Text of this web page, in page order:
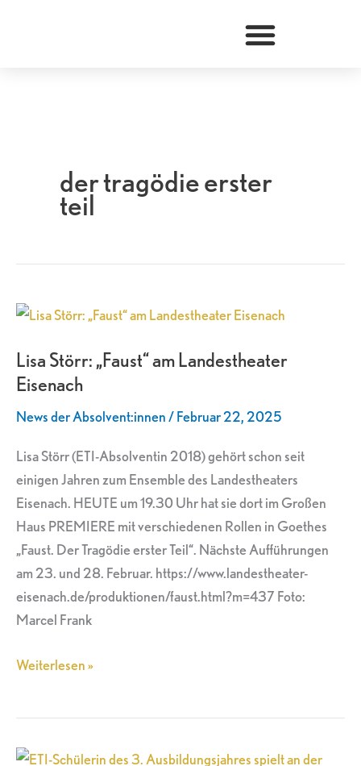
der tragödie erster
teil
Lisa Störr: „Faust“ am Landestheater
Eisenach
News der Absolvent:innen/Februar 22, 2025
Lisa Störr (ETI-Absolventin 2018) gehört schon seit
einigen Jahren zum Ensemble des Landestheaters
Eisenach. HEUTE um 19.30 Uhr hat sie dort im Großen
Haus PREMIERE mit verschiedenen Rollen in Goethes
„Faust. Der Tragödie erster Teil“. Nächste Aufführungen
am 23. und 28. Februar. https://www.landestheater-
eisenach.de/produktionen/faust.html?m=437 Foto:
Marcel Frank
Lisa
„Faust“
am
Weiterlesen »
ETI-